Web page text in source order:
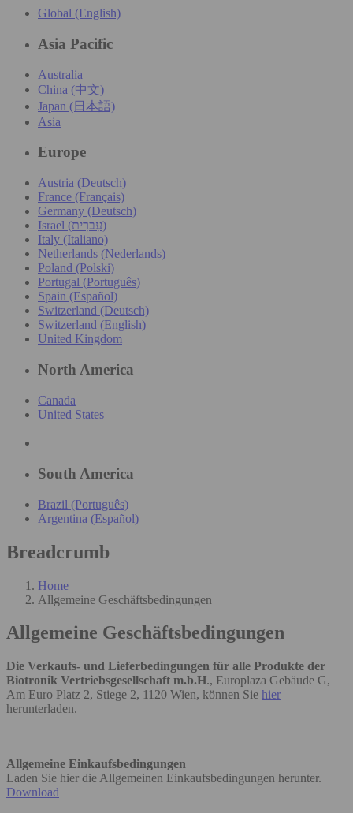
Global (English)
Asia Pacific
Australia
China (中文)
Japan (日本語)
Asia
Europe
Austria (Deutsch)
France (Français)
Germany (Deutsch)
Israel (עִברִית)
Italy (Italiano)
Netherlands (Nederlands)
Poland (Polski)
Portugal (Português)
Spain (Español)
Switzerland (Deutsch)
Switzerland (English)
United Kingdom
North America
Canada
United States
South America
Brazil (Português)
Argentina (Español)
Breadcrumb
Home
Allgemeine Geschäftsbedingungen
Allgemeine Geschäftsbedingungen
Die Verkaufs- und Lieferbedingungen für alle Produkte der
Biotronik Vertriebsgesellschaft m.b.H., Europlaza Gebäude G,
Am Euro Platz 2, Stiege 2, 1120 Wien, können Sie hier
herunterladen.
Allgemeine Einkaufsbedingungen
Laden Sie hier die Allgemeinen Einkaufsbedingungen herunter.
Download